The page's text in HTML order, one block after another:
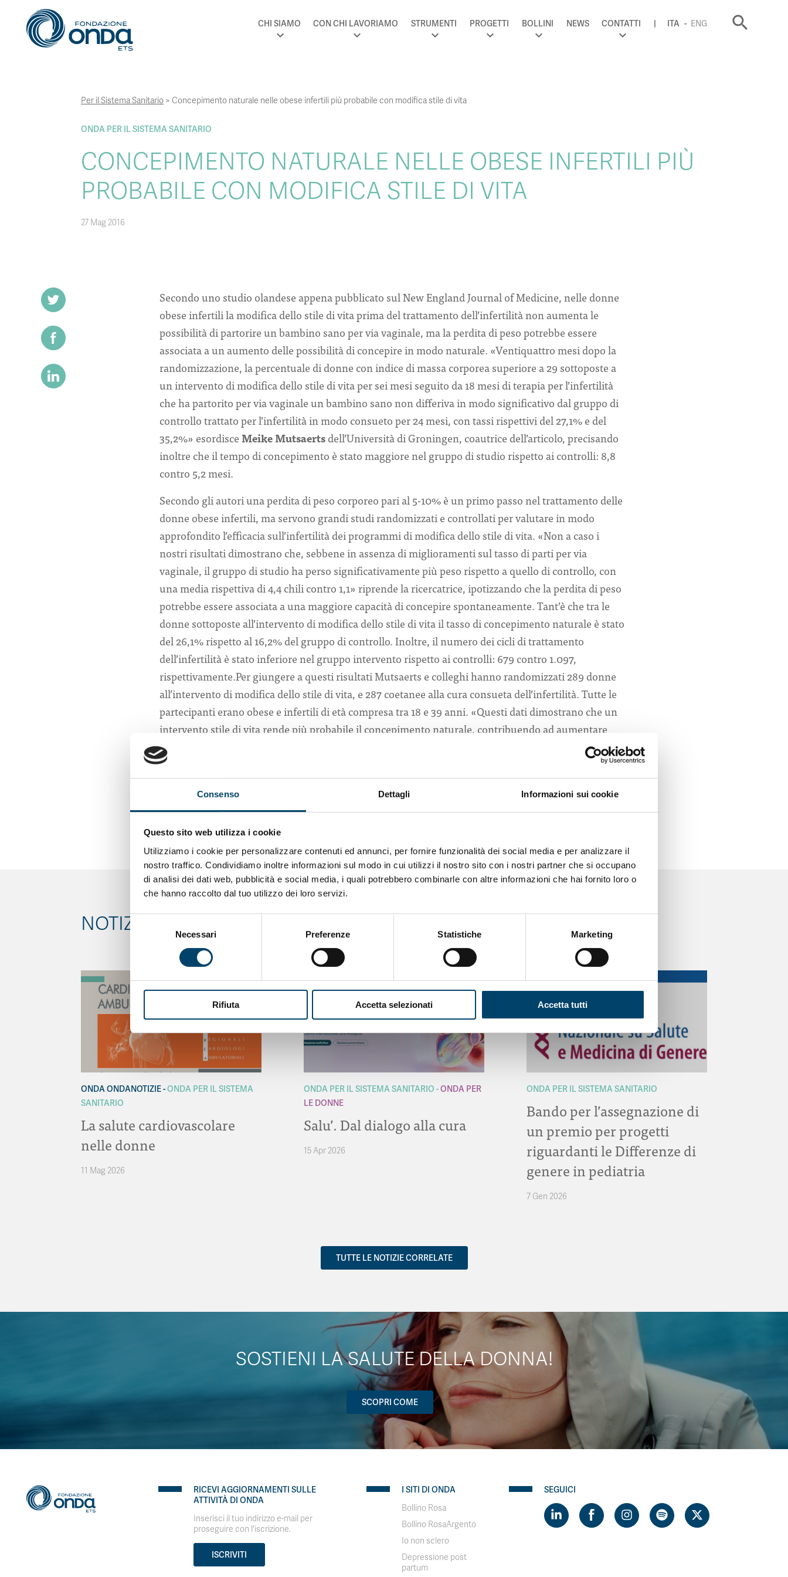
Consenso Dettagli Informazioni sui cookie
Questo sito web utilizza i cookie
Utilizziamo i cookie per personalizzare contenuti ed annunci, per fornire funzionalità dei social media e per analizzare il
nostro traffico. Condividiamo inoltre informazioni sul modo in cui utilizzi il nostro sito con i nostri partner che si occupano
di analisi dei dati web, pubblicità e social media, i quali potrebbero combinarle con altre informazioni che hai fornito loro o
che hanno raccolto dal tuo utilizzo dei loro servizi.
Selezione
Necessari Preferenze Statistiche Marketing
Rifiuta Accetta selezionati Accetta tutti
CHI SIAMO CON CHI LAVORIAMO STRUMENTI PROGETTI BOLLINI NEWS CONTATTI ITA ENG search
Per il Sistema Sanitario > Concepimento naturale nelle obese infertili più probabile con modifica stile di vita
ONDA PER IL SISTEMA SANITARIO
CONCEPIMENTO NATURALE NELLE OBESE INFERTILI PIÙ
PROBABILE CON MODIFICA STILE DI VITA
27 Mag 2016
Secondo uno studio olandese appena pubblicato sul New England Journal of Medicine, nelle donne
obese infertili la modifica dello stile di vita prima del trattamento dell’infertilità non aumenta le
possibilità di partorire un bambino sano per via vaginale, ma la perdita di peso potrebbe essere
associata a un aumento delle possibilità di concepire in modo naturale. «Ventiquattro mesi dopo la
randomizzazione, la percentuale di donne con indice di massa corporea superiore a 29 sottoposte a
un intervento di modifica dello stile di vita per sei mesi seguito da 18 mesi di terapia per l’infertilità
che ha partorito per via vaginale un bambino sano non differiva in modo significativo dal gruppo di
controllo trattato per l’infertilità in modo consueto per 24 mesi, con tassi rispettivi del 27,1% e del
35,2%» esordisce Meike Mutsaertsdell’Università di Groningen, coautrice dell’articolo, precisando
inoltre che il tempo di concepimento è stato maggiore nel gruppo di studio rispetto ai controlli: 8,8
contro 5,2 mesi.
Secondo gli autori una perdita di peso corporeo pari al 5-10% è un primo passo nel trattamento delle
donne obese infertili, ma servono grandi studi randomizzati e controllati per valutare in modo
approfondito l’efficacia sull’infertilità dei programmi di modifica dello stile di vita. «Non a caso i
nostri risultati dimostrano che, sebbene in assenza di miglioramenti sul tasso di parti per via
vaginale, il gruppo di studio ha perso significativamente più peso rispetto a quello di controllo, con
una media rispettiva di 4,4 chili contro 1,1» riprende la ricercatrice, ipotizzando che la perdita di peso
potrebbe essere associata a una maggiore capacità di concepire spontaneamente. Tant’è che tra le
donne sottoposte all’intervento di modifica dello stile di vita il tasso di concepimento naturale è stato
del 26,1% rispetto al 16,2% del gruppo di controllo. Inoltre, il numero dei cicli di trattamento
dell’infertilità è stato inferiore nel gruppo intervento rispetto ai controlli: 679 contro 1.097,
rispettivamente.Per giungere a questi risultati Mutsaerts e colleghi hanno randomizzati 289 donne
all’intervento di modifica dello stile di vita, e 287 coetanee alla cura consueta dell’infertilità. Tutte le
partecipanti erano obese e infertili di età compresa tra 18 e 39 anni. «Questi dati dimostrano che un
intervento stile di vita rende più probabile il concepimento naturale, contribuendo ad aumentare
l’efficacia del trattamento per l’infertilità» concludono gli autori.
N Engl J Med. 2016. doi: 10.1056/NEJMoa1505297
https://www.ncbi.nlm.nih.gov/pubmed/27192672
DaDoctor33
NOTIZIE CORRELATE
ONDA ONDANOTIZIE ONDA PER IL SISTEMA
SANITARIO
La salute cardiovascolare
nelle donne
11 Mag 2026
ONDA PER IL SISTEMA SANITARIO
ONDA PER
LE DONNE
Salu’. Dal dialogo alla cura
15 Apr 2026
ONDA PER IL SISTEMA SANITARIO
Bando per l’assegnazione di
un premio per progetti
riguardanti le Differenze di
genere in pediatria
7 Gen 2026
TUTTE LE NOTIZIE CORRELATE
SOSTIENI LA SALUTE DELLA DONNA!
SCOPRI COME
RICEVI AGGIORNAMENTI SULLE
ATTIVITÀ DI ONDA
Inserisci il tuo indirizzo e-mail per
proseguire con l'iscrizione.
ISCRIVITI
I SITI DI ONDA
Bollino Rosa
Bollino RosaArgento
Io non sclero
Depressione post
partum
SEGUICI